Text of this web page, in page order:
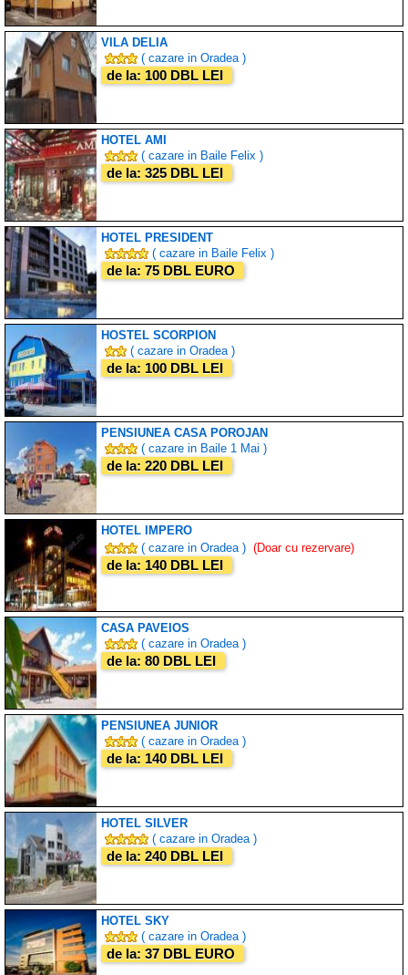
VILA DELIA
( cazare in Oradea )
de la: 100 DBL LEI
HOTEL AMI
( cazare in Baile Felix )
de la: 325 DBL LEI
HOTEL PRESIDENT
( cazare in Baile Felix )
de la: 75 DBL EURO
HOSTEL SCORPION
( cazare in Oradea )
de la: 100 DBL LEI
PENSIUNEA CASA POROJAN
( cazare in Baile 1 Mai )
de la: 220 DBL LEI
HOTEL IMPERO
( cazare in Oradea ) (Doar cu rezervare)
de la: 140 DBL LEI
CASA PAVEIOS
( cazare in Oradea )
de la: 80 DBL LEI
PENSIUNEA JUNIOR
( cazare in Oradea )
de la: 140 DBL LEI
HOTEL SILVER
( cazare in Oradea )
de la: 240 DBL LEI
HOTEL SKY
( cazare in Oradea )
de la: 37 DBL EURO